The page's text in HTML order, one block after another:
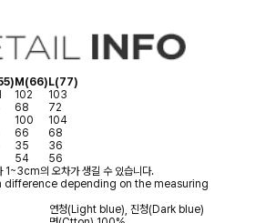
M(66) L(77)
102
103
68
72
100
104
66
68
35
36
54
56
1~3cm의 오차가 생길 수 있습니다.
difference depending on the measuring
연청(Light blue), 진청(Dark blue)